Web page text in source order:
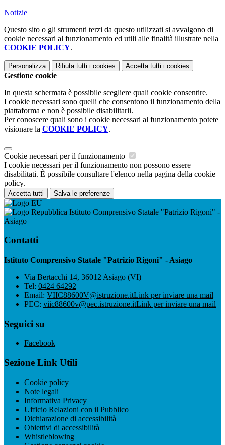
Notizie
Questo sito o gli strumenti terzi da questo utilizzati si avvalgono di
cookie necessari al funzionamento ed utili alle finalità illustrate nella
COOKIE POLICY.
Personalizza Rifiuta tutti i cookies Accetta tutti i cookies
Gestione cookie
In questa schermata è possibile scegliere quali cookie consentire.
I cookie necessari sono quelli che consentono il funzionamento della
piattaforma e non è possibile disabilitarli.
Per conoscere quali sono i cookie necessari al funzionamento potete
visionare la COOKIE POLICY.
Cookie necessari per il funzionamento
I cookie necessari per il funzionamento non possono essere
disabilitati. È possibile consultare l'elenco nella pagina della cookie
policy.
Accetta tutti Salva le preferenze
Istituto Comprensivo Statale "Patrizio Rigoni" -
Asiago
Contatti
Istituto Comprensivo Statale "Patrizio Rigoni" - Asiago
Via Bertacchi 14, 36012 Asiago (VI)
Tel: 0424 64292
Email: VIIC88600V@istruzione.itLink per inviare una mail
PEC: viic88600v@pec.istruzione.itLink per inviare una mail
Seguici su
Facebook
Sezione Link Utili
Cookie policy
Note legali
Informativa Privacy
Ufficio Relazioni con il Pubblico
Dichiarazione di accessibilità
Obiettivi di accessibilità
Whistleblowing